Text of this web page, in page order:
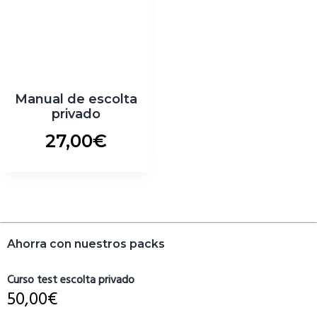
Manual de escolta
privado
27,00€
lateral
primaria
Ahorra con nuestros packs
Curso test escolta privado
50,00€